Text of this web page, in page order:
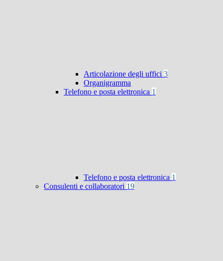
Articolazione degli uffici 3
Organigramma
Telefono e posta elettronica 1
Telefono e posta elettronica 1
Consulenti e collaboratori 19